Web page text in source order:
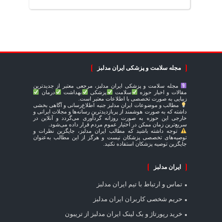
مجله سلامت و پزشکی ایران مدلبز
مجله سلامت و پزشکی ایران مدلبز، مرجعی معتبر از جدیدترین
مقالات و اخبار حوزه
سلامت پزشکی بهداشت
درمان
زیبایی به صورت تخصصی با اطلاعات معتبر است.
مطالب و موضوعات ایران مدلبز جنبه اطلاع‌رسانی و آگاهی بخشی
داشته که به صورت هوشمند از پربازدیدترین رسانه‌ها و مجلات ایرانی و
خارجی این حوزه به صورت روزانه گردآوری می‌گردد و آنلاین در
سریع‌ترین زمان ممکن در اختیار عموم مردم قرار داده می‌شود.
توجه داشته باشید که مطالب ایران مدلبز، جایگزین نظرات و
توصیه‌های تخصصی پزشکان نیست و هرگز از این مطالب به‌عنوان
جایگزین توصیه پزشکان استفاده نکنید.
ایران مدلبز
تماس و ارتباط با تیم ایران مدلبز
حریم شخصی کاربران ایران مدلبز
خرید رپورتاژ و بک لینک ایران مدلبز از تریبون